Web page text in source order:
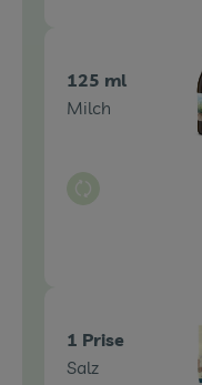
125 ml
Milch
Auswahl ändern
1 Prise
Salz